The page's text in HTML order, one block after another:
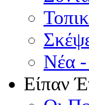
Νέα -
Είπαν